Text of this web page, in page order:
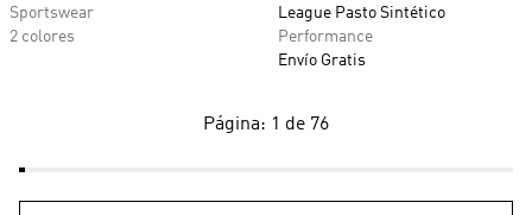
Sportswear
2 colores
League Pasto Sintético
Performance
Envío Gratis
Página: 1 de 76